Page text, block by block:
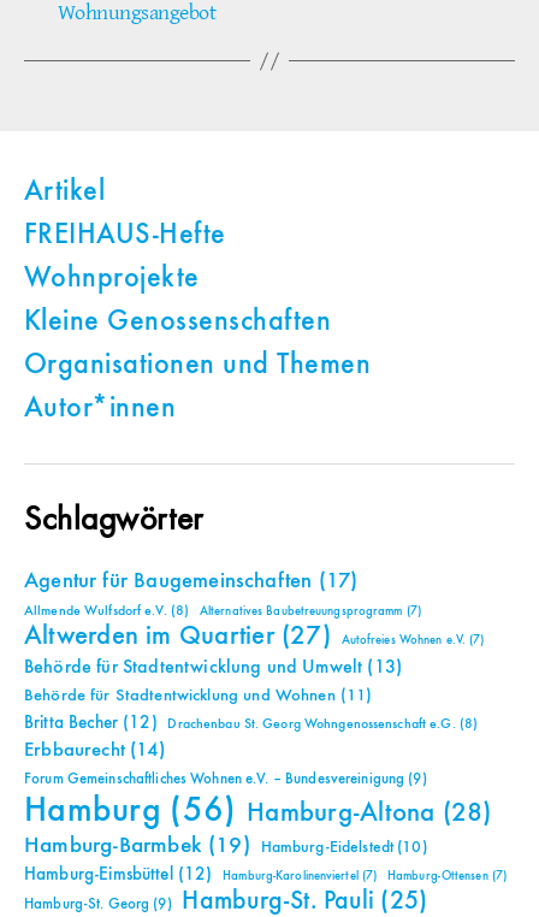
Wohnungsangebot
Artikel
FREIHAUS-Hefte
Wohnprojekte
Kleine Genossenschaften
Organisationen und Themen
Autor*innen
Schlagwörter
Agentur für Baugemeinschaften (17)
Allmende Wulfsdorf e.V. (8) Alternatives Baubetreuungsprogramm (7)
Altwerden im Quartier(27) Autofreies Wohnen e.V. (7)
Behörde für Stadtentwicklung und Umwelt (13)
Behörde für Stadtentwicklung und Wohnen(11)
Britta Becher(12) Drachenbau St. Georg Wohngenossenschaft e.G. (8)
Erbbaurecht(14)
Forum Gemeinschaftliches Wohnen e.V. – Bundesvereinigung (9)
Hamburg (56) Hamburg-Altona (28)
Hamburg-Barmbek(19) Hamburg-Eidelstedt(10)
Hamburg-Eimsbüttel (12) Hamburg-Karolinenviertel (7) Hamburg-Ottensen(7)
Hamburg-St. Georg (9) Hamburg-St. Pauli (25)